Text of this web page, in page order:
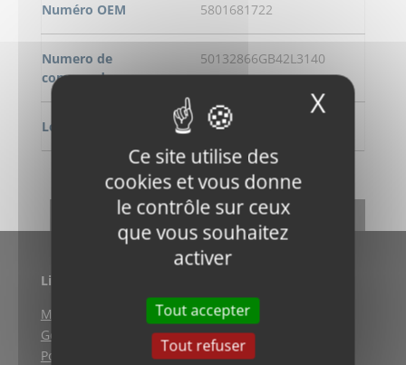
Ce site utilise des
cookies et vous donne
le contrôle sur ceux
que vous souhaitez
activer
Tout accepter
Tout refuser
X
Numéro OEM 5801681722
Numero de
commande
50132866GB42L3140
Longeur 3140 mm
DEMANDE DE RENSEIGNEMENT
RETOUR
Liens utiles
Mentions légales
Gestion des cookies
Politique de confidentialité